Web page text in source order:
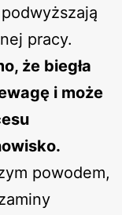
pracy.
że biegła
i może
powodem,